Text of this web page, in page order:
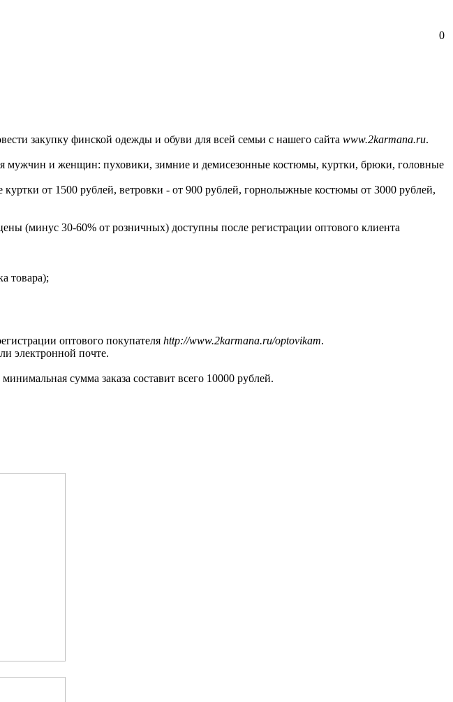
0
закупку финской одежды и обуви для всей семьи с нашего сайта www.2karmana.ru.
мужчин и женщин: пуховики, зимние и демисезонные костюмы, куртки, брюки, головные
от 1500 рублей, ветровки - от 900 рублей, горнолыжные костюмы от 3000 рублей,
(минус 30-60% от розничных) доступны после регистрации оптового клиента
товара);
оптового покупателя http://www.2karmana.ru/optovikam.
электронной почте.
сумма заказа составит всего 10000 рублей.